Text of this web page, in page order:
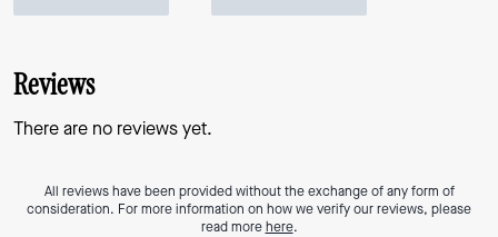
Reviews
There are no reviews yet.
All reviews have been provided without the exchange of any form of
consideration. For more information on how we verify our reviews, please
read morehere.